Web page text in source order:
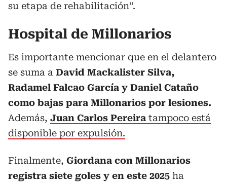
su etapa de rehabilitación”.
Hospital de Millonarios
Es importante mencionar que en el delantero
se suma a David Mackalister Silva,
Radamel Falcao García y Daniel Cataño
como bajas para Millonarios por lesiones.
Además, Juan Carlos Pereira tampoco está
disponible por expulsión.
Finalmente, Giordana con Millonarios
registra siete goles y en este 2025 ha